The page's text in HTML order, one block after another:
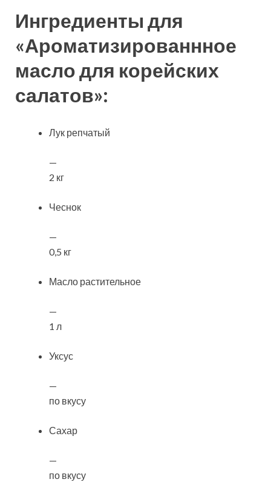
Ингредиенты для
«Ароматизированнное
масло для корейских
салатов»:
Лук репчатый
—
2 кг
Чеснок
—
0,5 кг
Масло растительное
—
1 л
Уксус
—
по вкусу
Сахар
—
по вкусу